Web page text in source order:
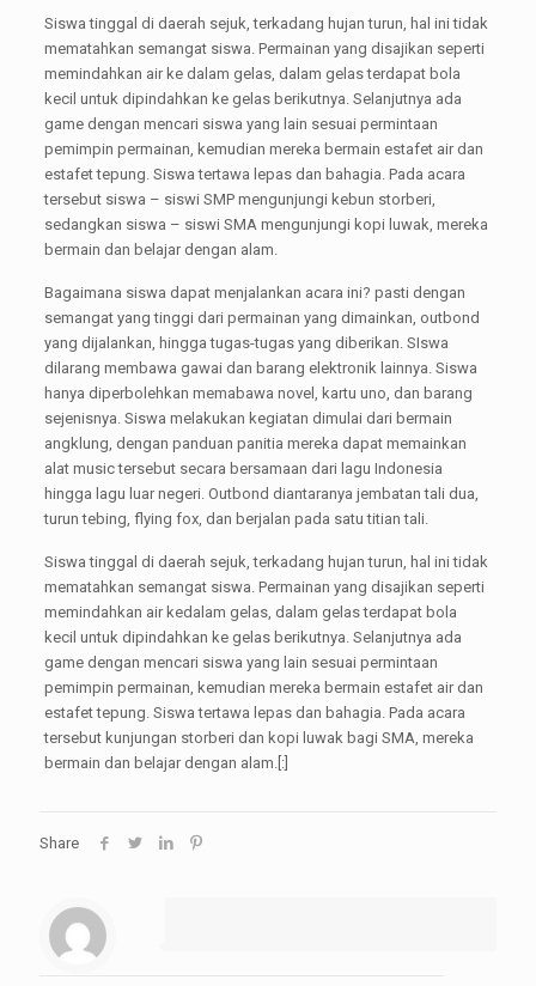
Siswa tinggal di daerah sejuk, terkadang hujan turun, hal ini tidak
mematahkan semangat siswa. Permainan yang disajikan seperti
memindahkan air ke dalam gelas, dalam gelas terdapat bola
kecil untuk dipindahkan ke gelas berikutnya. Selanjutnya ada
game dengan mencari siswa yang lain sesuai permintaan
pemimpin permainan, kemudian mereka bermain estafet air dan
estafet tepung. Siswa tertawa lepas dan bahagia. Pada acara
tersebut siswa – siswi SMP mengunjungi kebun storberi,
sedangkan siswa – siswi SMA mengunjungi kopi luwak, mereka
bermain dan belajar dengan alam.
Bagaimana siswa dapat menjalankan acara ini? pasti dengan
semangat yang tinggi dari permainan yang dimainkan, outbond
yang dijalankan, hingga tugas-tugas yang diberikan. SIswa
dilarang membawa gawai dan barang elektronik lainnya. Siswa
hanya diperbolehkan memabawa novel, kartu uno, dan barang
sejenisnya. Siswa melakukan kegiatan dimulai dari bermain
angklung, dengan panduan panitia mereka dapat memainkan
alat music tersebut secara bersamaan dari lagu Indonesia
hingga lagu luar negeri. Outbond diantaranya jembatan tali dua,
turun tebing, flying fox, dan berjalan pada satu titian tali.
Siswa tinggal di daerah sejuk, terkadang hujan turun, hal ini tidak
mematahkan semangat siswa. Permainan yang disajikan seperti
memindahkan air kedalam gelas, dalam gelas terdapat bola
kecil untuk dipindahkan ke gelas berikutnya. Selanjutnya ada
game dengan mencari siswa yang lain sesuai permintaan
pemimpin permainan, kemudian mereka bermain estafet air dan
estafet tepung. Siswa tertawa lepas dan bahagia. Pada acara
tersebut kunjungan storberi dan kopi luwak bagi SMA, mereka
bermain dan belajar dengan alam.[:]
Share